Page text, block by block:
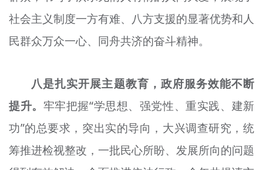
社会主义制度一方有难、八方支援的显著优势和人
民群众万众一心、同舟共济的奋斗精神。
八是扎实开展主题教育，政府服务效能不断
提升。 牢牢把握“学思想、强党性、重实践、建新
功”的总要求，突出实的导向，大兴调查研究，统
筹推进检视整改，一批民心所盼、发展所向的问题